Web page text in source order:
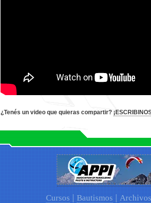
¿Tenés un video que quieras compartir?
Cursos | Bautismos | Archivos